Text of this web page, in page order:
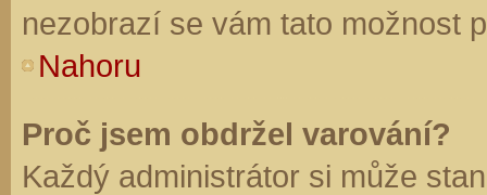
nezobrazí se vám tato možnost
Nahoru
Proč jsem obdržel varování?
Každý administrátor si může